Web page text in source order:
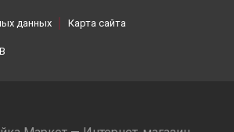
данных Карта сайта